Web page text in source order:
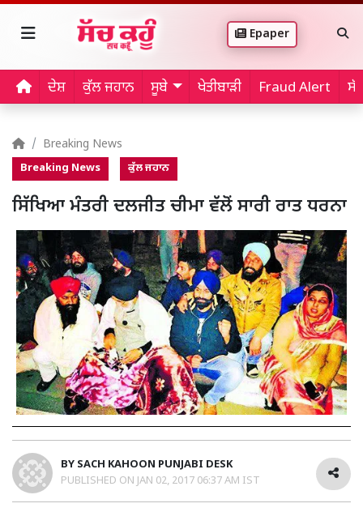
Epaper
ਦੇਸ਼ ਕੁੱਲ ਜਹਾਨ ਸੂਬੇ ਖੇਤੀਬਾੜੀ Fraud Alert
Breaking News
Breaking News ਕੁੱਲ ਜਹਾਨ
ਸਿੱਖਿਆ ਮੰਤਰੀ ਦਲਜੀਤ ਚੀਮਾ ਵੱਲੋਂ ਸਾਰੀ ਰਾਤ ਧਰਨਾ
BY SACH KAHOON PUNJABI DESK
PUBLISHED ON JAN 02, 2017 06:37 AM IST